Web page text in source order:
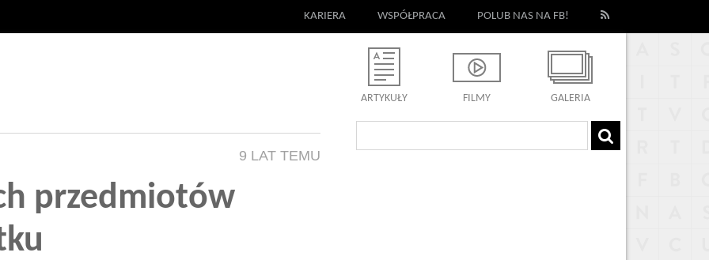
KARIERA WSPÓŁPRACA POLUB NAS NA FB!
ARTYKUŁY FILMY GALERIA
9 LAT TEMU
przedmiotów